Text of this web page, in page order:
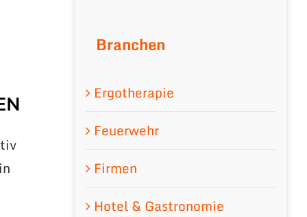
Branchen
Ergotherapie
Feuerwehr
Firmen
Hotel & Gastronomie